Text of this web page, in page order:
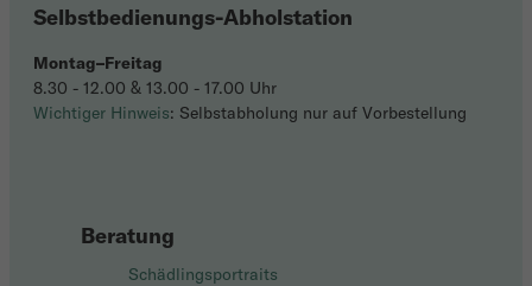
Beratung
Schädlingsportraits
Selbstbedienungs-Abholstation
Montag–Freitag
8.30 - 12.00 & 13.00 - 17.00 Uhr
Wichtiger Hinweis: Selbstabholung nur auf Vorbestellung